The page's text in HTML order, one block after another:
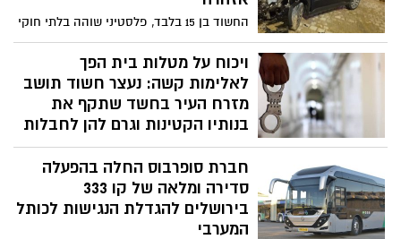
ירושלים״
החשוד בן 15 בלבד, פלסטיני שוהה בלתי חוקי
מרמאללה, ניסה להימלט תוך נהיגה פרועה
ונעצר על ידי שוטרי מחוז ירושלים
ויכוח על מטלות בית הפך
לאלימות קשה: נעצר חשוד תושב
מזרח העיר בחשד שתקף את
בנותיו הקטינות וגרם להן לחבלות
מחקירת המקרה עלה כי החשוד תקף את שתי
בנותיו הקטינות מספר פעמים ובמספר
הזדמנויות. במקרה שהתרחש לפני מספר
ימים, על פי החשד תקף החשוד את בנותיו
וגרם להן לחבלות, ככל הנראה בעקבות
חברת סופרבוס החלה בהפעלה
סדירה ומלאה של קו 333
בירושלים להגדלת הנגישות לכותל
המערבי